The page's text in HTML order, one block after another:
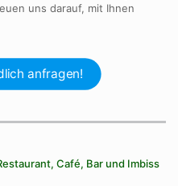
uns darauf, mit Ihnen
anfragen!
Café, Bar und Imbiss